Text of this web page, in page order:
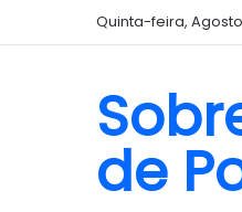
Quinta-feira,
de